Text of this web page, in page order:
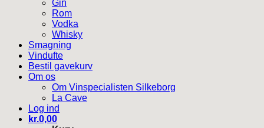
Gin
Rom
Vodka
Whisky
Smagning
Vindufte
Bestil gavekurv
Om os
Om Vinspecialisten Silkeborg
La Cave
Log ind
kr.0,00